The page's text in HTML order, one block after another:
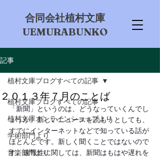
​合同会社植村文庫
UEMURABUNKO
記事
植村文庫ブログすべての記事
植村文庫オンラインショップより
学術部門より
音楽部門より
植村文庫ブログすべての記事
２０１３年７月のことば
「新聞」というのは、どうなっていくんでし
ょうか。新しいニュースを読もうとしても、
すでにインターネットなどで知っている話が
ほとんどです。新しく聞くことではないので
す。速報性に関しては、新聞はもはや遅れを